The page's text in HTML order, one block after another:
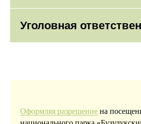
Уголовная
Оформляя разрешение на